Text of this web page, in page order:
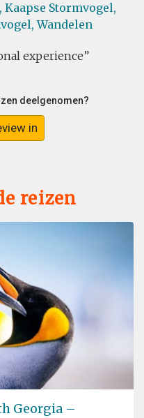
Kaapse Stormvogel,
Wandelen
experience
deelgenomen?
in
reizen
Georgia –